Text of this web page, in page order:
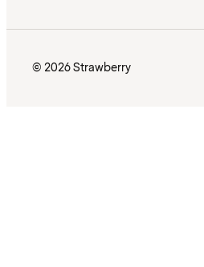
© 2026 Strawberry